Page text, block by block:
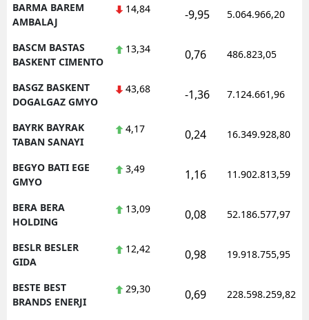
BARMA BAREM
AMBALAJ
14,84 -9,95 5.064.966,20
BASCM BASTAS
BASKENT CIMENTO
13,34 0,76 486.823,05
BASGZ BASKENT
DOGALGAZ GMYO
43,68 -1,36 7.124.661,96
BAYRK BAYRAK
TABAN SANAYI
4,17 0,24 16.349.928,80
BEGYO BATI EGE
GMYO
3,49 1,16 11.902.813,59
BERA BERA
HOLDING
13,09 0,08 52.186.577,97
BESLR BESLER
GIDA
12,42 0,98 19.918.755,95
BESTE BEST
BRANDS ENERJI
29,30 0,69 228.598.259,82